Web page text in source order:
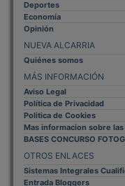
Economía
Opinión
NUEVA ALCARRIA
Quiénes somos
MÁS INFORMACIÓN
Aviso Legal
Política de Privacidad
Politica de Cookies
Mas informacion sobre las
BASES CONCURSO
OTROS ENLACES
Sistemas Integrales
Entrada Bloggers